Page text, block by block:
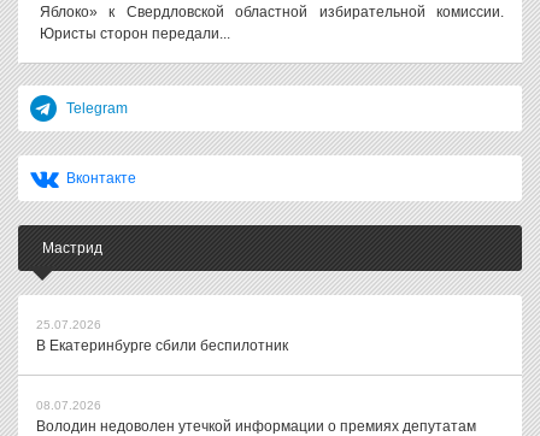
Яблоко» к Свердловской областной избирательной комиссии.
Юристы сторон передали...
Telegram
Вконтакте
Мастрид
25.07.2026
В Екатеринбурге сбили беспилотник
08.07.2026
Володин недоволен утечкой информации о премиях депутатам